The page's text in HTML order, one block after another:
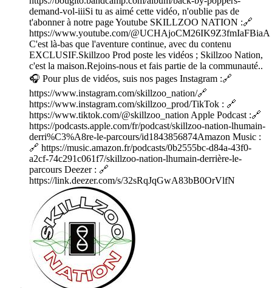
demand-vol-iiiSi tu as aimé cette vidéo, n'oublie pas de
t'abonner à notre page Youtube SKILLZOO NATION :🔗
https://www.youtube.com/@UCHAjoCM26IK9Z3fmIaFBiaA
C'est là-bas que l'aventure continue, avec du contenu
EXCLUSIF.Skillzoo Prod poste les vidéos ; Skillzoo Nation,
c'est la maison.Rejoins-nous et fais partie de la communauté..
🎧 Pour plus de vidéos, suis nos pages Instagram :🔗
https://www.instagram.com/skillzoo_nation/🔗
https://www.instagram.com/skillzoo_prod/TikTok : 🔗
https://www.tiktok.com/@skillzoo_nation Apple Podcast :🔗
https://podcasts.apple.com/fr/podcast/skillzoo-nation-lhumain-
derri%C3%A8re-le-parcours/id1843856874Amazon Music :
🔗 https://music.amazon.fr/podcasts/0b2555bc-d84a-43f0-
a2cf-74c291c061f7/skillzoo-nation-lhumain-derrière-le-
parcours Deezer : 🔗
https://link.deezer.com/s/32sRqJqGwA83bB0OrVlfN